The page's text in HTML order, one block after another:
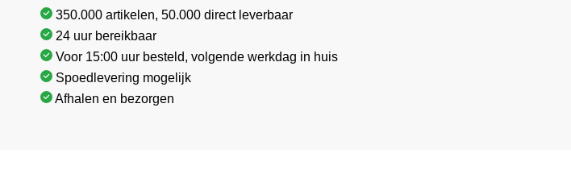
350.000 artikelen, 50.000 direct leverbaar
24 uur bereikbaar
Voor 15:00 uur besteld, volgende werkdag in huis
Spoedlevering mogelijk
Afhalen en bezorgen